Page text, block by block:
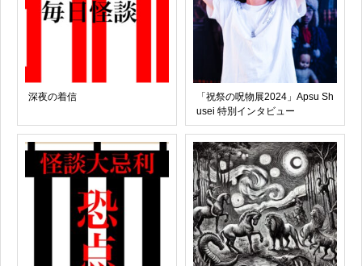
深夜の着信
「祝祭の呪物展2024」Apsu Sh
usei 特別インタビュー